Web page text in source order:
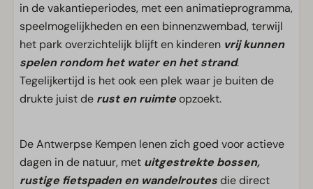
in de vakantieperiodes, met een animatieprogramma,
speelmogelijkheden en een binnenzwembad, terwijl
het park overzichtelijk blijft en kinderen vrij kunnen
spelen rondom het water en het strand.
Tegelijkertijd is het ook een plek waar je buiten de
drukte juist de rust en ruimteopzoekt.
De Antwerpse Kempen lenen zich goed voor actieve
dagen in de natuur, met uitgestrekte bossen,
rustige fietspaden en wandelroutesdie direct